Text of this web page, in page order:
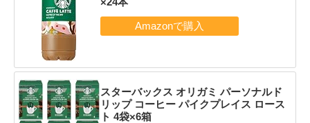
スターバックス オリガミ パーソナルド
リップ コーヒー パイクプレイス ロース
ト 4袋×6箱